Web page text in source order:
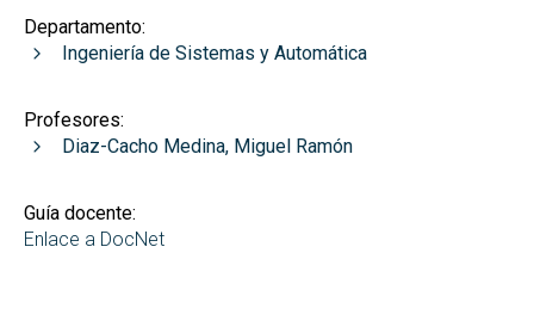
Departamento:
Ingeniería de Sistemas y Automática
Profesores:
Diaz-Cacho Medina, Miguel Ramón
Guía docente:
Enlace a DocNet